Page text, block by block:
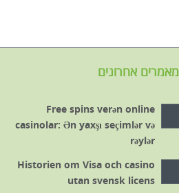
מאמרים אחרונים
Free spins verən online
casinolar: Ən yaxşı seçimlər və
rəylər
Historien om Visa och casino
utan svensk licens